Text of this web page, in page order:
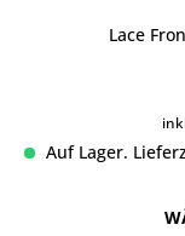
Lace
Auf Lager.